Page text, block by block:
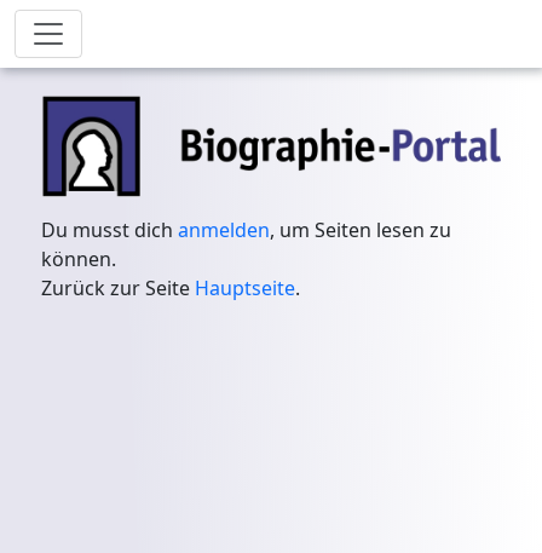
Du musst dichanmelden, um Seiten lesen zu
können.
Zurück zur Seite Hauptseite.